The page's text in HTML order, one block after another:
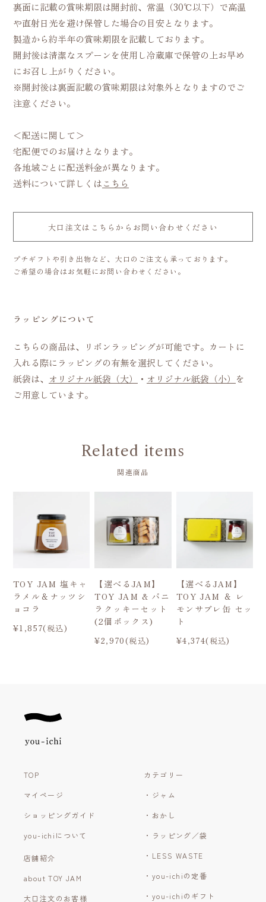
裏面に記載の賞味期限は開封前、常温（30℃以下）で高温
や直射日光を避け保管した場合の目安となります。
製造から約半年の賞味期限を記載しております。
開封後は清潔なスプーンを使用し冷蔵庫で保管の上お早め
にお召し上がりください。
※開封後は裏面記載の賞味期限は対象外となりますのでご
注意ください。
＜配送に関して＞
宅配便でのお届けとなります。
各地域ごとに配送料金が異なります。
送料について詳しくはこちら
大口注文はこちらからお問い合わせください
プチギフトや引き出物など、大口のご注文も承っております。
ご希望の場合はお気軽にお問い合わせください。
ラッピングについて
こちらの商品は、リボンラッピングが可能です。カートに
入れる際にラッピングの有無を選択してください。
紙袋は、 オリジナル紙袋（大） ・ オリジナル紙袋（小） を
ご用意しています。
Related items
関連商品
TOY JAM 塩キャ
ラメル＆ナッツシ
ョコラ
¥1,857(税込)
【選べるJAM】
TOY JAM & バニ
ラクッキーセット
(2個ボックス)
¥2,970(税込)
【選べるJAM】
TOY JAM ＆ レ
モンサブレ缶 セッ
ト
¥4,374(税込)
TOP
マイページ
ショッピングガイド
you-ichiについて
カテゴリー
・ジャム
・おかし
・ラッピング／袋
・LESS WASTE
・you-ichiの定番
・you-ichiのギフト
店舗紹介
about TOY JAM
大口注文のお客様